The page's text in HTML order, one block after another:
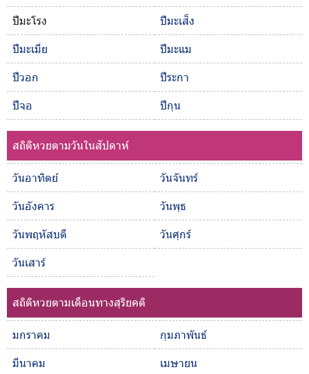
ปีมะโรง
ปีมะเส็ง
ปีมะเมีย
ปีมะแม
ปีวอก
ปีระกา
ปีจอ
ปีกุน
สถิติหวยตามวันในสัปดาห์
วันอาทิตย์
วันจันทร์
วันอังคาร
วันพุธ
วันพฤหัสบดี
วันศุกร์
วันเสาร์
สถิติหวยตามเดือนทางสุริยคติ
มกราคม
กุมภาพันธ์
มีนาคม
เมษายน